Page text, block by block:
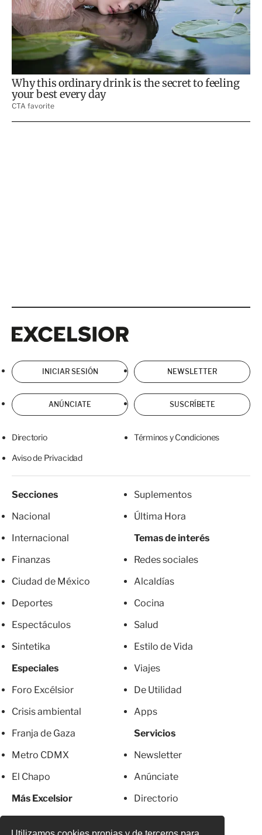
INICIAR SESIÓN NEWSLETTER
ANÚNCIATE SUSCRÍBETE
Directorio Términos y Condiciones
Aviso de Privacidad
Secciones
Nacional
Internacional
Finanzas
Ciudad de México
Deportes
Espectáculos
Sintetika
Especiales
Foro Excélsior
Crisis ambiental
Franja de Gaza
Metro CDMX
El Chapo
Más Excelsior
Suplementos
Última Hora
Temas de interés
Redes sociales
Alcaldías
Cocina
Salud
Estilo de Vida
Viajes
De Utilidad
Apps
Servicios
Newsletter
Anúnciate
Directorio